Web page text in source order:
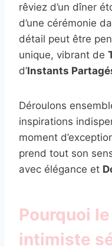
rêviez d’un dîner
d’une cérémonie
détail peut être
unique, vibrant de
d’Instants
Déroulons
inspirations
moment
prend tout son
avec élégance et
Pourquoi
intimiste